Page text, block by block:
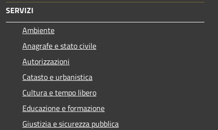
SERVIZI
Ambiente
Anagrafe e stato civile
Autorizzazioni
Catasto e urbanistica
Cultura e tempo libero
Educazione e formazione
Giustizia e sicurezza pubblica